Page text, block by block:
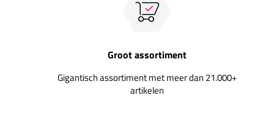
Groot assortiment
Gigantisch assortiment met meer dan 21.000+
artikelen